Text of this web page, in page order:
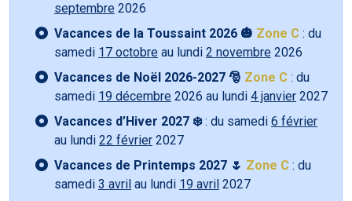
septembre 2026
Vacances de la Toussaint 2026 🎃 Zone C : du
samedi 17 octobre au lundi 2 novembre 2026
Vacances de Noël 2026-2027 🎅 Zone C : du
samedi 19 décembre 2026 au lundi 4 janvier 2027
Vacances d’Hiver 2027 ❄️: du samedi 6 février
au lundi 22 février 2027
Vacances de Printemps 2027 🌷 Zone C : du
samedi 3 avril au lundi 19 avril 2027